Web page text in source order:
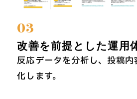
03
改善を前提とした運用
反応データを分析し、投稿
化します。